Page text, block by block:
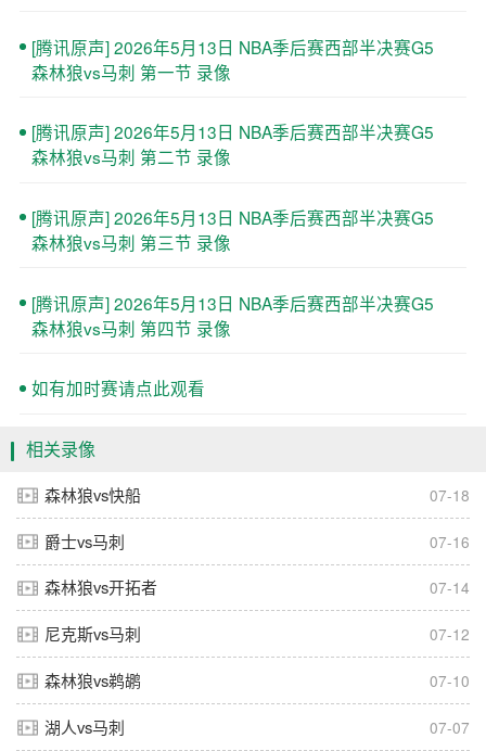
[腾讯原声] 2026年5月13日 NBA季后赛西部半决赛G5
森林狼vs马刺 第一节 录像
[腾讯原声] 2026年5月13日 NBA季后赛西部半决赛G5
森林狼vs马刺 第二节 录像
[腾讯原声] 2026年5月13日 NBA季后赛西部半决赛G5
森林狼vs马刺 第三节 录像
[腾讯原声] 2026年5月13日 NBA季后赛西部半决赛G5
森林狼vs马刺 第四节 录像
如有加时赛请点此观看
相关录像
森林狼vs快船 07-18
爵士vs马刺 07-16
森林狼vs开拓者 07-14
尼克斯vs马刺 07-12
森林狼vs鹈鹕 07-10
湖人vs马刺 07-07